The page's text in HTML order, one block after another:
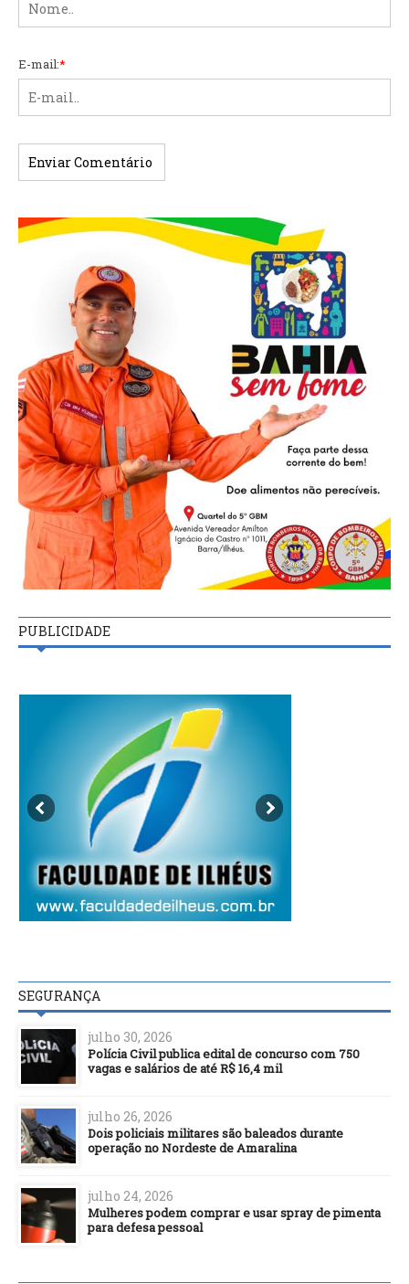
E-mail:*
PUBLICIDADE
SEGURANÇA
julho 30, 2026
Polícia Civil publica edital de concurso com 750
vagas e salários de até R$ 16,4 mil
julho 26, 2026
Dois policiais militares são baleados durante
operação no Nordeste de Amaralina
julho 24, 2026
Mulheres podem comprar e usar spray de pimenta
para defesa pessoal